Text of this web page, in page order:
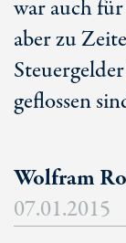
war auch
aber zu
geflossen
Wolfram
07.01.2015